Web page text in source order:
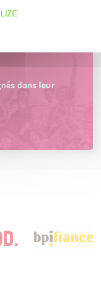
dans leur